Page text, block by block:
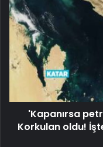
'Kapanırsa
Korkulan oldu!